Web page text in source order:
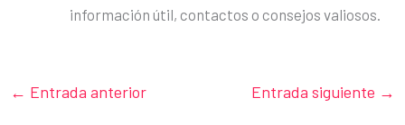
información útil, contactos o consejos valiosos.
← Entrada anterior Entrada siguiente →